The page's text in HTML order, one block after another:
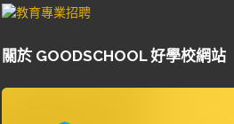
關於 GOODSCHOOL 好學校網站